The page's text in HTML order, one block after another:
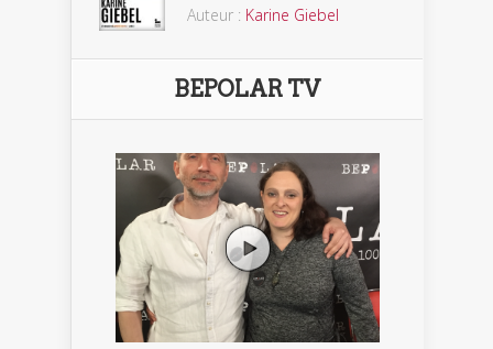
Auteur : Karine Giebel
BEPOLAR TV